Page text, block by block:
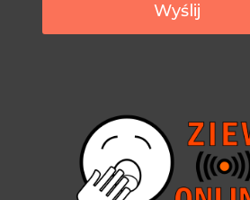
Wyślij